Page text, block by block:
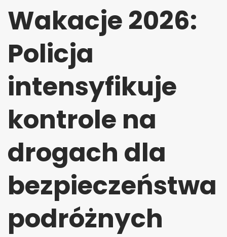
Wakacje 2026:
Policja
intensyfikuje
kontrole na
drogach dla
bezpieczeństwa
podróżnych